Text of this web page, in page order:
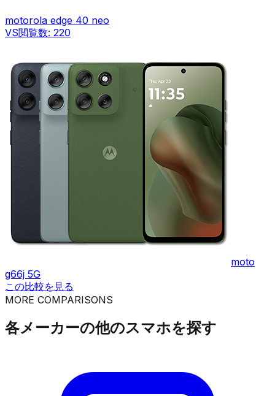
motorola edge 40 neo
VS閲覧数: 220
moto
g66j 5G
この比較を見る
MORE COMPARISONS
各メーカーの他のスマホを探す